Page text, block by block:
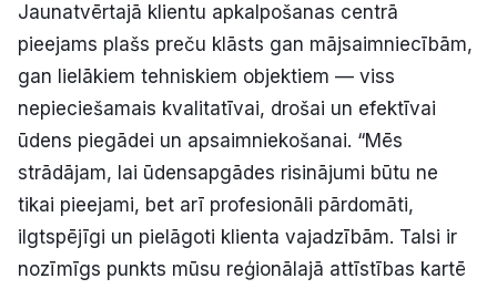
Par mums
Kontakti
Ziņo redakcijai
Facebook Instagram YouTube
Jaunatvērtajā klientu apkalpošanas centrā
pieejams plašs preču klāsts gan mājsaimniecībām,
gan lielākiem tehniskiem objektiem — viss
nepieciešamais kvalitatīvai, drošai un efektīvai
ūdens piegādei un apsaimniekošanai. “Mēs
strādājam, lai ūdensapgādes risinājumi būtu ne
tikai pieejami, bet arī profesionāli pārdomāti,
ilgtspējīgi un pielāgoti klienta vajadzībām. Talsi ir
nozīmīgs punkts mūsu reģionālajā attīstības kartē